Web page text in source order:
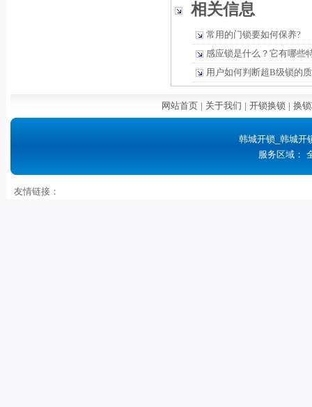
相关信息
常用的门锁要如何保养?
感应锁是什么？它有哪些
用户如何判断超B级锁的
网站首页 | 关于我们 | 开锁换锁 | 换
韩城开锁_韩城开
服务区域：
友情链接：